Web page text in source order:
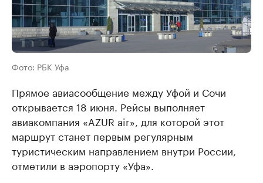
Фото: РБК Уфа
Прямое авиасообщение между Уфой и Сочи
открывается 18 июня. Рейсы выполняет
авиакомпания «AZUR air», для которой этот
маршрут станет первым регулярным
туристическим направлением внутри России,
отметили в аэропорту «Уфа».